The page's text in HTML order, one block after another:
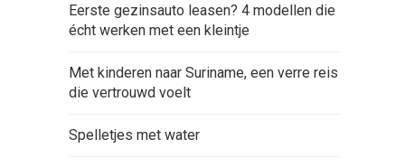
Eerste gezinsauto leasen? 4 modellen die
écht werken met een kleintje
Met kinderen naar Suriname, een verre reis
die vertrouwd voelt
Spelletjes met water